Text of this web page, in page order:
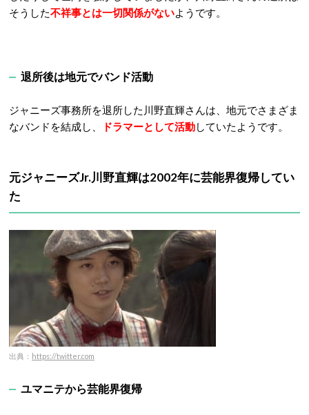
そうした不祥事とは一切関係がないようです。
退所後は地元でバンド活動
ジャニーズ事務所を退所した川野直輝さんは、地元でさまざま
なバンドを結成し、
ドラマーとして活動していたようです。
元ジャニーズJr.川野直輝は2002年に芸能界復帰してい
た
出典： https://twitter.com
ユマニテから芸能界復帰